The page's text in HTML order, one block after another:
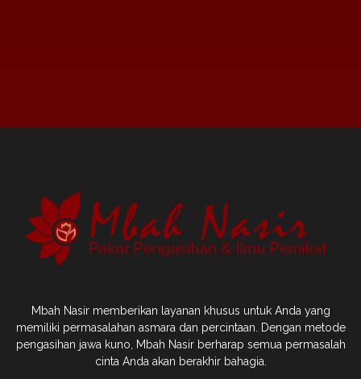
Mbah Nasir memberikan layanan khusus untuk Anda yang
memiliki permasalahan asmara dan percintaan. Dengan metode
pengasihan jawa kuno, Mbah Nasir berharap semua permasalah
cinta Anda akan berakhir bahagia.